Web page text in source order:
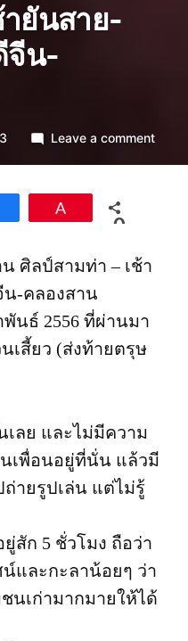
ายันสาย-
จีน-
Leave a commenton
0
ศิลป์สามท่า – เช้า
-คลองสาน
พันธ์ 2556 ที่ผ่านมา
เสี้ยว (ส่งท้ายตรุษ
เลย และไม่มีความ
เพื่อนอยู่ที่นั่น แล้วมี
ายรูปเล่น แต่ไม่รู้
สัก 5 ชั่วโมง ถือว่า
และกะลาน้อยๆ ว่า
นเก่ามากมายให้ได้